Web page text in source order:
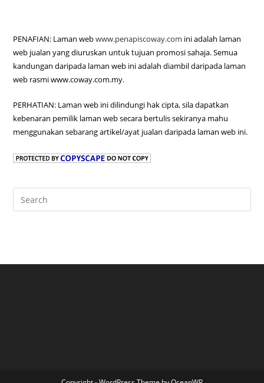
PENAFIAN: Laman webwww.penapiscoway.com ini adalah laman
web jualan yang diuruskan untuk tujuan promosi sahaja. Semua
kandungan daripada laman web ini adalah diambil daripada laman
web rasmi www.coway.com.my.
PERHATIAN: Laman web ini dilindungi hak cipta, sila dapatkan
kebenaran pemilik laman web secara bertulis sekiranya mahu
menggunakan sebarang artikel/ayat jualan daripada laman web ini.